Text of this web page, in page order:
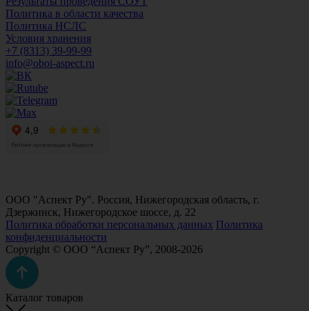
Политика в области качества
Политика НСЛС
Условия хранения
+7 (8313) 39-99-99
info@oboi-aspect.ru
ООО "Аспект Ру". Россия, Нижегородская область, г.
Дзержинск, Нижегородское шоссе, д. 22
Политика обработки персональных данных Политика
конфиденциальности
Copyright © ООО “Аспект Ру”, 2008-2026
Каталог товаров